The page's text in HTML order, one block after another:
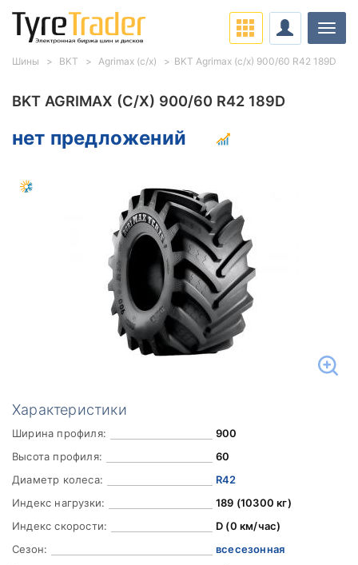
BKT AGRIMAX (С/Х) 900/60 R42 189D
нет предложений
Характеристики
Ширина профиля:
900
Высота профиля:
60
Диаметр колеса:
R42
Индекс нагрузки:
189 (10300 кг)
Индекс скорости:
D (0 км/час)
Сезон:
всесезонная
Шины BKT Agrimax (с/х) BKT Agrimax (с/х) 900/60 R42 189D